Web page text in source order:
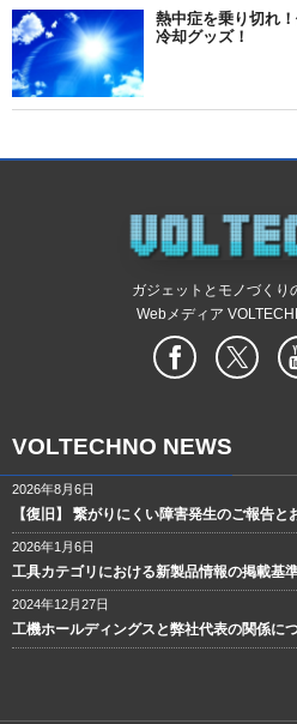
熱中症を乗り切れ
冷却グッズ！
ガジェットとモノづくり
Webメディア
VOLTECHNO NEWS
2026年8月6日
【復旧】 繋がりにくい障害発生のご報告と
2026年1月6日
工具カテゴリにおける新製品情報の掲載基
2024年12月27日
工機ホールディングスと弊社代表の関係に